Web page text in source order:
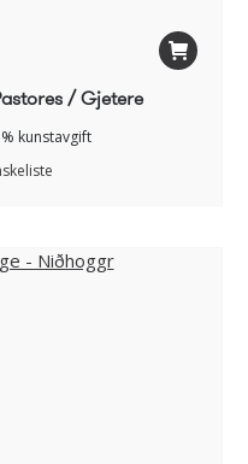
/ Gjetere
kunstavgift